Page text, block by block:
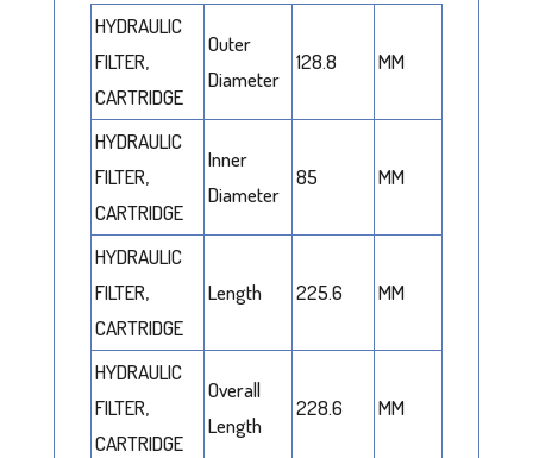
HYDRAULIC
FILTER,
CARTRIDGE
Outer
Diameter
128.8 MM
HYDRAULIC
FILTER,
CARTRIDGE
Inner
Diameter
85 MM
HYDRAULIC
FILTER,
CARTRIDGE
Length 225.6 MM
HYDRAULIC
FILTER,
CARTRIDGE
Overall
Length
228.6 MM